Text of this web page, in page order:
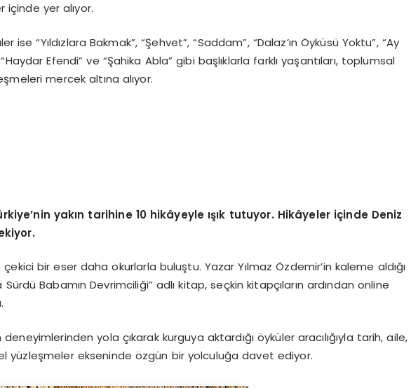
yer alıyor.
“Yıldızlara Bakmak”, “Şehvet”, “Saddam”, “Dalaz’ın Öyküsü Yoktu”, “Ay
“Haydar Efendi” ve “Şahika Abla” gibi başlıklarla farklı yaşantıları, toplumsal
mercek altına alıyor.
yakın tarihine 10 hikâyeyle ışık tutuyor. Hikâyeler içinde Deniz
bir eser daha okurlarla buluştu. Yazar Yılmaz Özdemir’in kaleme aldığı
Babamın Devrimciliği” adlı kitap, seçkin kitapçıların ardından online
yola çıkarak kurguya aktardığı öyküler aracılığıyla tarih, aile,
yüzleşmeler ekseninde özgün bir yolculuğa davet ediyor.